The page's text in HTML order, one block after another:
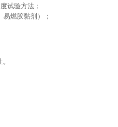
试验方法；
燃胶黏剂）；